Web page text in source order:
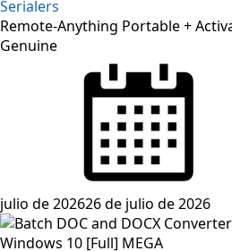
Serialers
Remote-Anything Portable +
Genuine
julio de 202626 de julio de 2026